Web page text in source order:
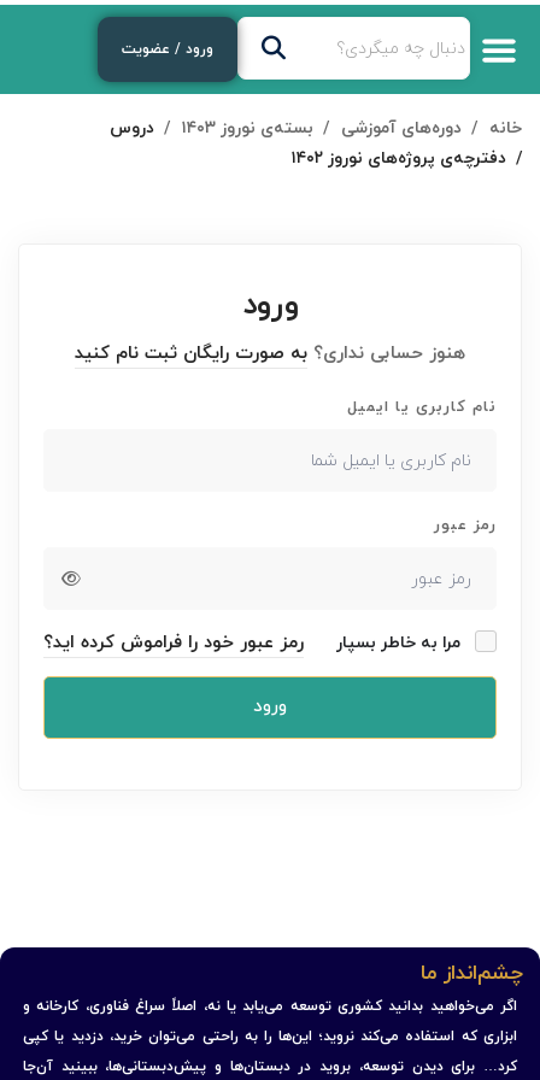
ورود / عضویت
خانه دوره‌های آموزشی بسته‌ی نوروز ۱۴۰۳
دروس
دفترچه‌ی پروژه‌های نوروز ۱۴۰۲
ورود
هنوز حسابی نداری؟ به صورت رایگان ثبت نام کنید
نام کاربری یا ایمیل
رمز عبور
مرا به خاطر بسپار رمز عبور خود را فراموش کرده اید؟
ورود
چشم‌انداز ما
اگر می‌خواهید بدانید کشوری توسعه می‌یابد یا نه، اصلاً سراغ فناوری، کارخانه و
ابزاری که استفاده می‌کند نروید؛ این‌ها را به راحتی می‌توان خرید، دزدید یا کپی
کرد… برای دیدن توسعه، بروید در دبستان‌ها و پیش‌دبستانی‌ها، ببینید آن‌جا